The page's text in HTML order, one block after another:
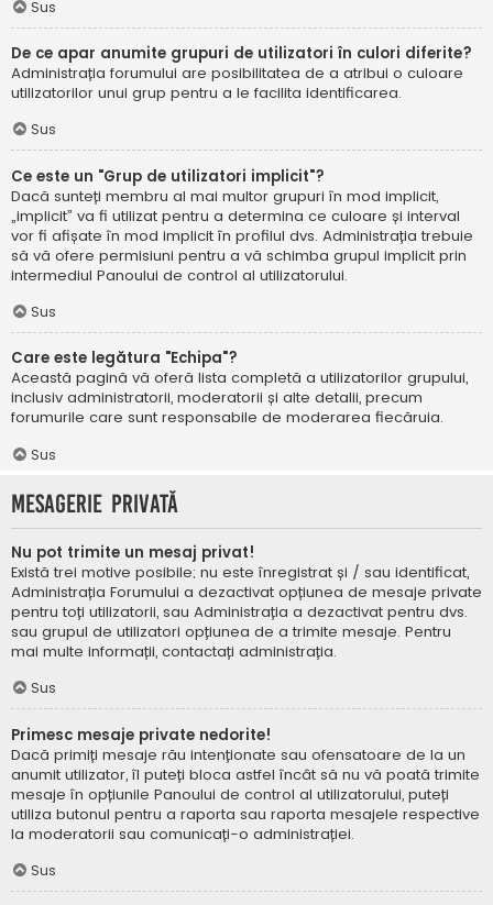
Sus
De ce apar anumite grupuri de utilizatori în culori diferite?
Administrația forumului are posibilitatea de a atribui o culoare
utilizatorilor unui grup pentru a le facilita identificarea.
Sus
Ce este un "Grup de utilizatori implicit"?
Dacă sunteți membru al mai multor grupuri în mod implicit,
„implicit” va fi utilizat pentru a determina ce culoare și interval
vor fi afișate în mod implicit în profilul dvs. Administrația trebuie
să vă ofere permisiuni pentru a vă schimba grupul implicit prin
intermediul Panoului de control al utilizatorului.
Sus
Care este legătura "Echipa"?
Această pagină vă oferă lista completă a utilizatorilor grupului,
inclusiv administratorii, moderatorii și alte detalii, precum
forumurile care sunt responsabile de moderarea fiecăruia.
Sus
Mesagerie privată
Nu pot trimite un mesaj privat!
Există trei motive posibile; nu este înregistrat și / sau identificat,
Administrația Forumului a dezactivat opțiunea de mesaje private
pentru toți utilizatorii, sau Administrația a dezactivat pentru dvs.
sau grupul de utilizatori opțiunea de a trimite mesaje. Pentru
mai multe informații, contactați administrația.
Sus
Primesc mesaje private nedorite!
Dacă primiți mesaje rău intenționate sau ofensatoare de la un
anumit utilizator, îl puteți bloca astfel încât să nu vă poată trimite
mesaje în opțiunile Panoului de control al utilizatorului, puteți
utiliza butonul pentru a raporta sau raporta mesajele respective
la moderatorii sau comunicați-o administrației.
Sus